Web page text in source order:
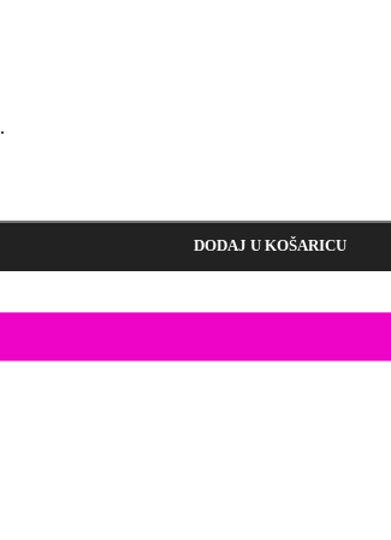
DODAJ U KOŠARICU